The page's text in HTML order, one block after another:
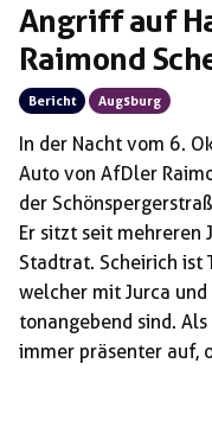
Angriff auf
Raimond
Bericht Augsburg
In der Nacht vom 6.
Auto von AfDler
der
Er sitzt seit mehreren
Stadtrat. Scheirich ist
welcher mit Jurca
tonangebend sind.
immer präsenter auf,